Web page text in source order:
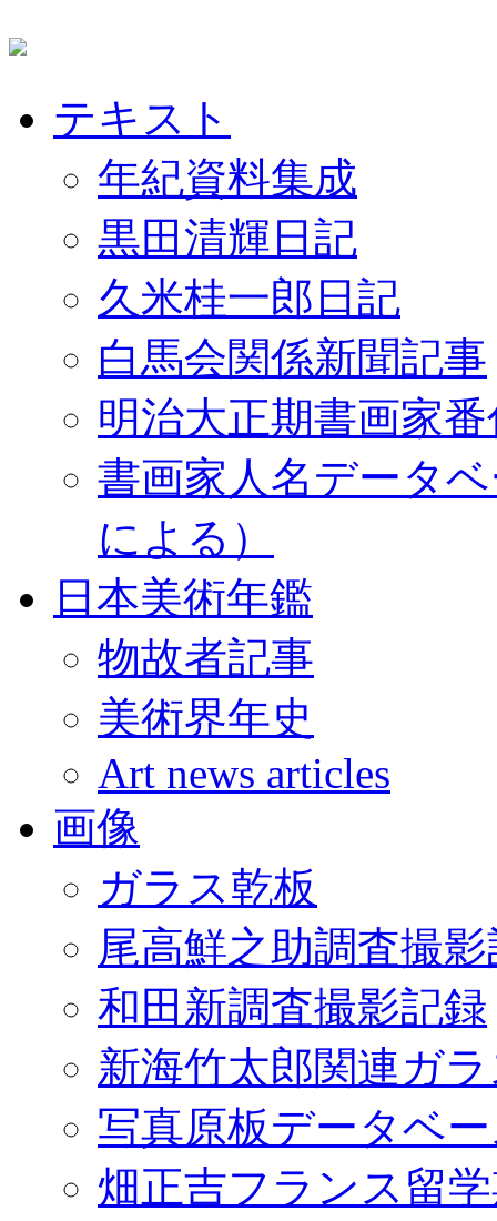
テキスト
年紀資料集成
黒田清輝日記
久米桂一郎日記
白馬会関係新聞記事
明治大正期書画家
書画家人名データ
による）
日本美術年鑑
物故者記事
美術界年史
Art news articles
画像
ガラス乾板
尾高鮮之助調査撮
和田新調査撮影記録
新海竹太郎関連ガ
写真原板データベ
畑正吉フランス留